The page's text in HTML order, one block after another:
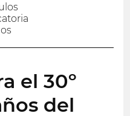
el 30º
del